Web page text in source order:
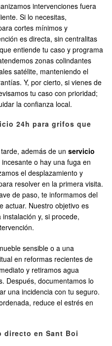
intervenciones fuera
Si lo necesitas,
cortes mínimos y
es directa, sin centralitas
entiende tu caso y programa
zonas colindantes
satélite, manteniendo el
Y, por cierto, si vienes de
tu caso con prioridad;
la confianza local.
24h para grifos que
además de un servicio
o hay una fuga en
el desplazamiento y
resolver en la primera visita.
de paso, te informamos del
actuar. Nuestro objetivo es
y, si procede,
sensible o a una
en reformas recientes de
y retiramos agua
Después, documentamos lo
una incidencia con tu seguro.
reduce el estrés en
directo en Sant Boi